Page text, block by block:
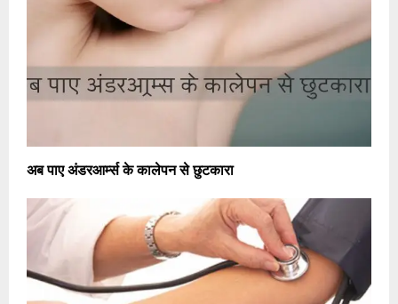
अब पाए अंडरआर्म्स के कालेपन से छुटकारा